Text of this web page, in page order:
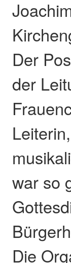
Der
der
war so
Die